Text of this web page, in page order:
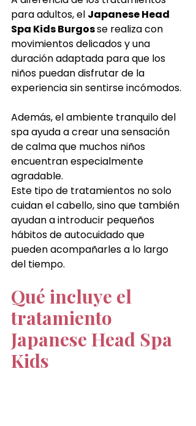
para adultos, el Japanese Head
Spa Kids Burgos se realiza con
movimientos delicados y una
duración adaptada para que los
niños puedan disfrutar de la
experiencia sin sentirse incómodos.
Además, el ambiente tranquilo del
spa ayuda a crear una sensación
de calma que muchos niños
encuentran especialmente
agradable.
Este tipo de tratamientos no solo
cuidan el cabello, sino que también
ayudan a introducir pequeños
hábitos de autocuidado que
pueden acompañarles a lo largo
del tiempo.
Qué incluye el
tratamiento
Japanese Head Spa
Kids